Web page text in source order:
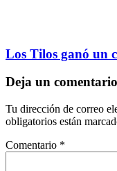
Los Tilos ganó un
Deja un comentario
Tu dirección de correo
obligatorios están
Comentario *